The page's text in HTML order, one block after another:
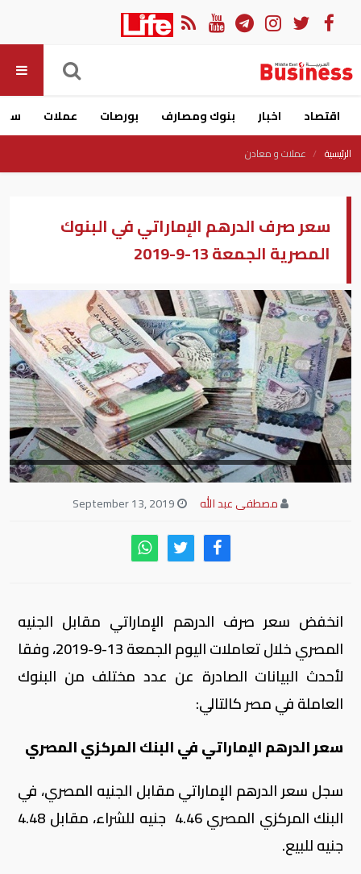
اقتصاد اخبار بنوك ومصارف بورصات عملات
الرئيسية عملات و معادن
سعر صرف الدرهم الإماراتي في البنوك
المصرية الجمعة 13-9-2019
مصطفى عبد الله
انخفض سعر صرف الدرهم الإماراتي مقابل الجنيه
المصري خلال تعاملات اليوم الجمعة 13-9-2019، وفقا
لأحدث البيانات الصادرة عن عدد مختلف من البنوك
العاملة في مصر كالتالي:
سعر الدرهم الإماراتي في البنك المركزي المصري
سجل سعر الدرهم الإماراتي مقابل الجنيه المصري، في
البنك المركزي المصري 4.46 جنيه للشراء، مقابل 4.48
جنيه للبيع.